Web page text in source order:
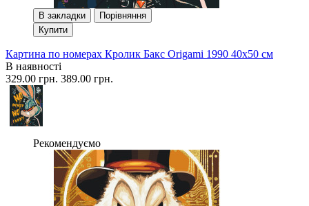
В закладки
Порівняння
Купити
Картина по номерах Кролик Бакс Origami 1990 40x50 см
В наявності
329.00 грн. 389.00 грн.
Рекомендуємо